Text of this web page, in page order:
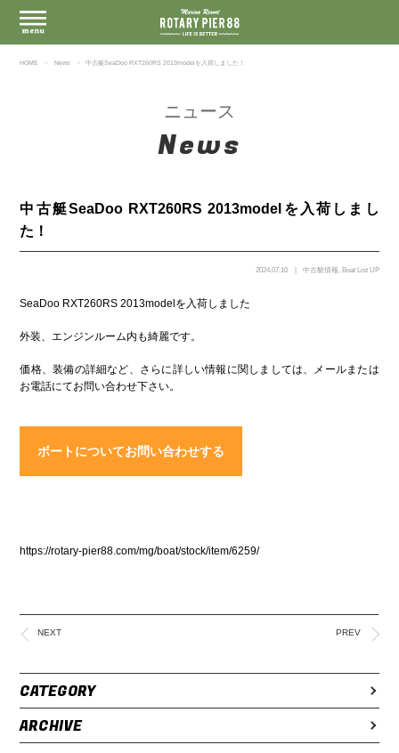
HOME News 中古艇SeaDoo RXT260RS 2013modelを入荷しました！
ニュース
News
中古艇SeaDoo RXT260RS 2013modelを入荷しまし
た！
2024.07.10 中古艇情報, Boat List UP
SeaDoo RXT260RS 2013modelを入荷しました
外装、エンジンルーム内も綺麗です。
価格、装備の詳細など、さらに詳しい情報に関しましては、メールまたは
お電話にてお問い合わせ下さい。
ボートについてお問い合わせする
https://rotary-pier88.com/mg/boat/stock/item/6259/
NEXT PREV
CATEGORY
ARCHIVE